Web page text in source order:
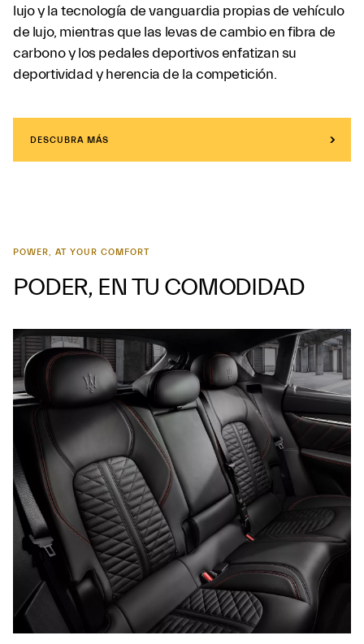
lujo y la tecnología de vanguardia propias de vehículo
de lujo, mientras que las levas de cambio en fibra de
carbono y los pedales deportivos enfatizan su
deportividad y herencia de la competición.
DESCUBRA MÁS
POWER, AT YOUR COMFORT
PODER, EN TU COMODIDAD